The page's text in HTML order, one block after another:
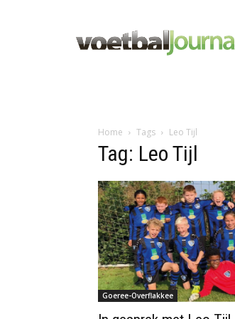
Home Tags Leo Tijl
Tag: Leo Tijl
Goeree-Overflakkee